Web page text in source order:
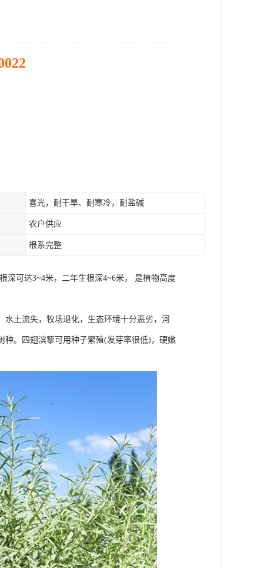
喜光，耐干旱、耐寒冷，耐盐碱
农户供应
根系完整
深可达3~4米，二年生根深4~6米， 是植物高度
土流失，牧场退化，生态环境十分恶劣，河
种。四翅滨藜可用种子繁殖(发芽率很低)，硬嫩